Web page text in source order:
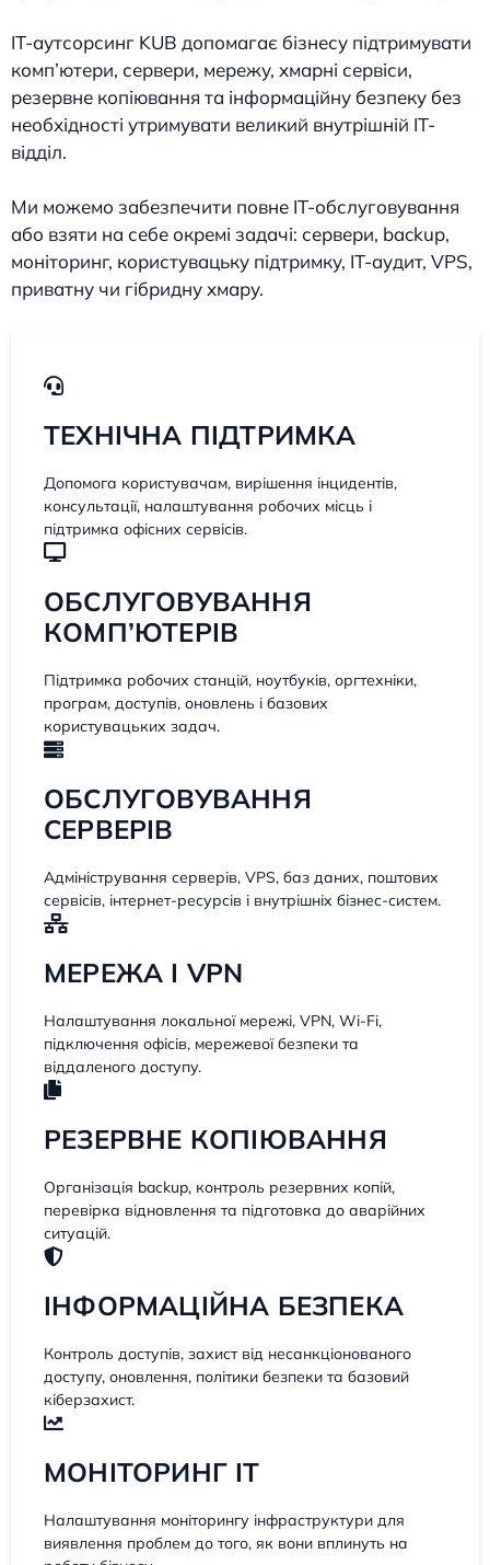
IT-аутсорсинг KUB допомагає бізнесу підтримувати
комп’ютери, сервери, мережу, хмарні сервіси,
резервне копіювання та інформаційну безпеку без
необхідності утримувати великий внутрішній IT-
відділ.
Ми можемо забезпечити повне IT-обслуговування
або взяти на себе окремі задачі: сервери, backup,
моніторинг, користувацьку підтримку, IT-аудит, VPS,
приватну чи гібридну хмару.
ТЕХНІЧНА ПІДТРИМКА
Допомога користувачам, вирішення інцидентів,
консультації, налаштування робочих місць і
підтримка офісних сервісів.
ОБСЛУГОВУВАННЯ
КОМП’ЮТЕРІВ
Підтримка робочих станцій, ноутбуків, оргтехніки,
програм, доступів, оновлень і базових
користувацьких задач.
ОБСЛУГОВУВАННЯ
СЕРВЕРІВ
Адміністрування серверів, VPS, баз даних, поштових
сервісів, інтернет-ресурсів і внутрішніх бізнес-систем.
МЕРЕЖА І VPN
Налаштування локальної мережі, VPN, Wi-Fi,
підключення офісів, мережевої безпеки та
віддаленого доступу.
РЕЗЕРВНЕ КОПІЮВАННЯ
Організація backup, контроль резервних копій,
перевірка відновлення та підготовка до аварійних
ситуацій.
ІНФОРМАЦІЙНА БЕЗПЕКА
Контроль доступів, захист від несанкціонованого
доступу, оновлення, політики безпеки та базовий
кіберзахист.
МОНІТОРИНГ IT
Налаштування моніторингу інфраструктури для
виявлення проблем до того, як вони вплинуть на